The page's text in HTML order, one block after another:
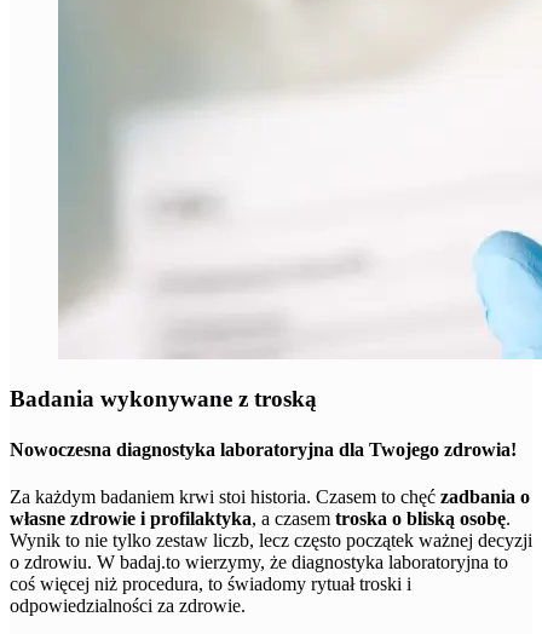
Badania wykonywane z troską
Nowoczesna diagnostyka laboratoryjna dla Twojego zdrowia!
Za każdym badaniem krwi stoi historia. Czasem to chęć zadbania o
własne zdrowie i profilaktyka, a czasem troska o bliską osobę.
Wynik to nie tylko zestaw liczb, lecz często początek ważnej decyzji
o zdrowiu. W badaj.to wierzymy, że diagnostyka laboratoryjna to
coś więcej niż procedura, to świadomy rytuał troski i
odpowiedzialności za zdrowie.